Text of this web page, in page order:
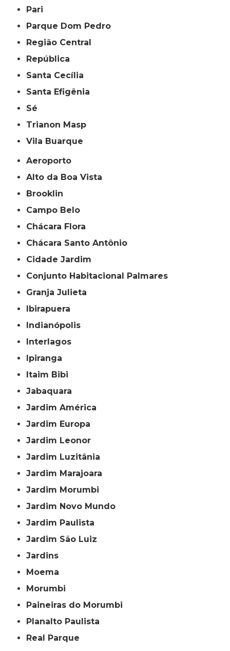
Pari
Parque Dom Pedro
Região Central
República
Santa Cecília
Santa Efigênia
Sé
Trianon Masp
Vila Buarque
Aeroporto
Alto da Boa Vista
Brooklin
Campo Belo
Chácara Flora
Chácara Santo Antônio
Cidade Jardim
Conjunto Habitacional Palmares
Granja Julieta
Ibirapuera
Indianópolis
Interlagos
Ipiranga
Itaim Bibi
Jabaquara
Jardim América
Jardim Europa
Jardim Leonor
Jardim Luzitânia
Jardim Marajoara
Jardim Morumbi
Jardim Novo Mundo
Jardim Paulista
Jardim São Luiz
Jardins
Moema
Morumbi
Paineiras do Morumbi
Planalto Paulista
Real Parque